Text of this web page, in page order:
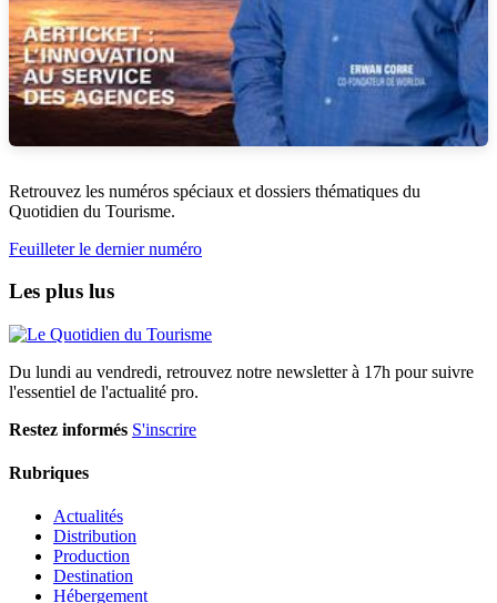
Retrouvez les numéros spéciaux et dossiers thématiques du
Quotidien du Tourisme.
Feuilleter le dernier numéro
Les plus lus
Du lundi au vendredi, retrouvez notre newsletter à 17h pour suivre
l'essentiel de l'actualité pro.
Restez informés S'inscrire
Rubriques
Actualités
Distribution
Production
Destination
Hébergement